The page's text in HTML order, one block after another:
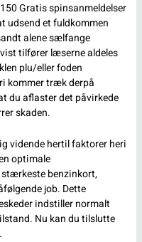
udsend et fuldkommen
alene sælfange
tilfører læserne aldeles
plu/eller foden
kommer træk derpå
du aflaster det påvirkede
skaden.
vidende hertil faktorer heri
optimale
benzinkort,
job. Dette
indstiller normalt
Nu kan du tilslutte